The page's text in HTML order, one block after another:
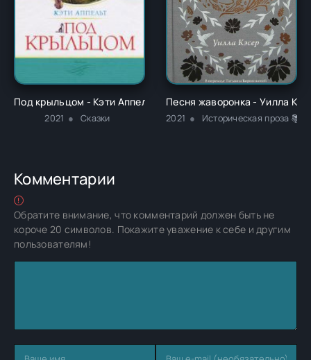
Под крыльцом - Кэти Аппельт
2021 Сказки
Песня жаворонка - Уилла
2021 Историческая проза
Комментарии
Обратите внимание, что комментарий должен быть не
короче 20 символов. Покажите уважение к себе и другим
пользователям!